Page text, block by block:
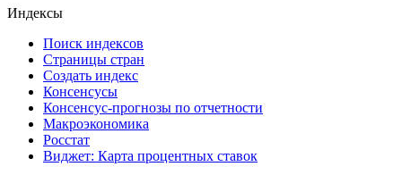
Индексы
Поиск индексов
Страницы стран
Создать индекс
Консенсусы
Консенсус-прогнозы по отчетности
Макроэкономика
Росстат
Виджет: Карта процентных ставок